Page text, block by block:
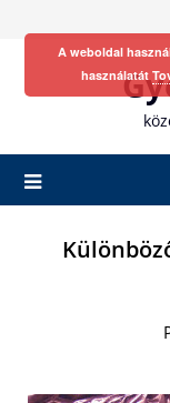
A weboldal
használatát